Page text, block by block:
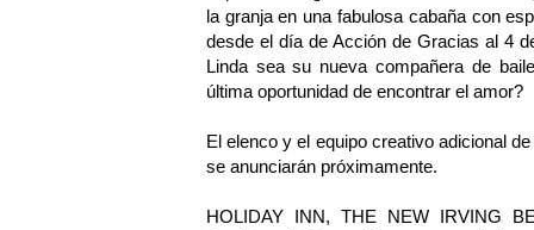
la granja en una fabulosa cabaña con
desde el día de Acción de Gracias al 4
Linda sea su nueva compañera de
última oportunidad de encontrar el amor?
El elenco y el equipo creativo adicional
se anunciarán próximamente.
HOLIDAY INN, THE NEW IRVING